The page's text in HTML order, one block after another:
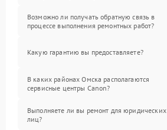
Возможно ли получать обратную связь в
процессе выполнения ремонтных работ?
Какую гарантию вы предоставляете?
В каких районах Омска располагаются
сервисные центры Canon?
Выполняете ли вы ремонт для юридических
лиц?